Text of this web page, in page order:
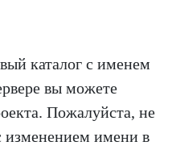
каталог с именем
вы можете
Пожалуйста, не
изменением имени в